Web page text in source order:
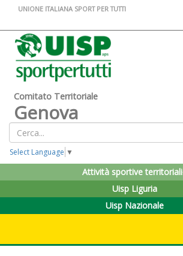
UNIONE ITALIANA SPORT PER TUTTI
Comitato Territoriale
Genova
Select Language ▼
Attività sportive territoriali
Uisp Liguria
Uisp Nazionale